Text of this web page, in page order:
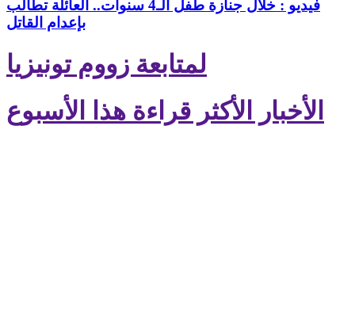
فيديو : خلال جنازة طفل الـ4 سنوات.. العائلة تطالب
بإعدام القاتل
لمتابعة زووم تونيزيا
الأخبار الأكثر قراءة هذا الأسبوع